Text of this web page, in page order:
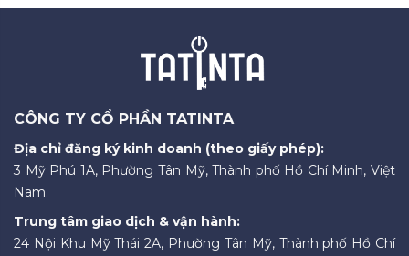
CÔNG TY CỔ PHẦN TATINTA
Địa chỉ đăng ký kinh doanh (theo giấy phép):
3 Mỹ Phú 1A, Phường Tân Mỹ, Thành phố Hồ Chí Minh, Việt
Nam.
Trung tâm giao dịch & vận hành:
24 Nội Khu Mỹ Thái 2A, Phường Tân Mỹ, Thành phố Hồ Chí